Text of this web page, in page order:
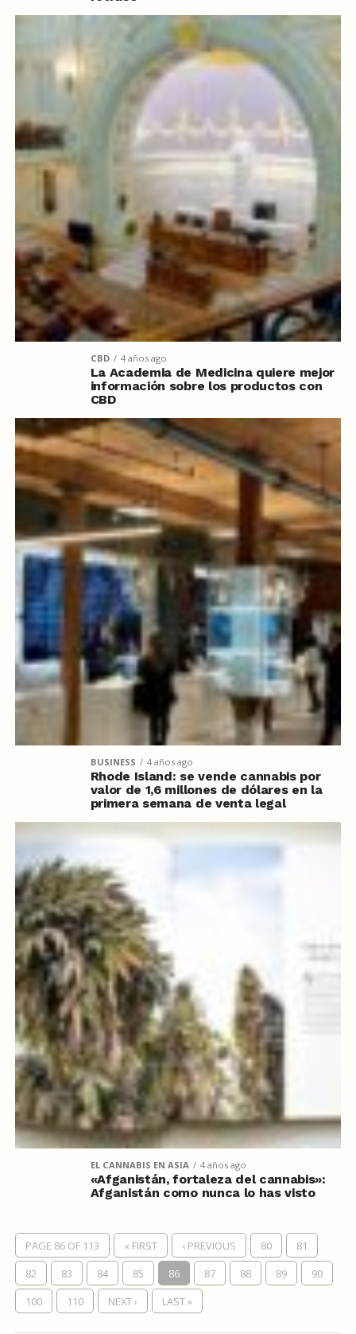
CBD 4 años ago
La Academia de Medicina quiere mejor
información sobre los productos con
CBD
BUSINESS 4 años ago
Rhode Island: se vende cannabis por
valor de 1,6 millones de dólares en la
primera semana de venta legal
EL CANNABIS EN ASIA 4 años ago
«Afganistán, fortaleza del cannabis»:
Afganistán como nunca lo has visto
PAGE 86 OF 113 « FIRST ‹ PREVIOUS 80
81
82
83 84 85 86 87 88 89
90
100
110 NEXT › LAST »